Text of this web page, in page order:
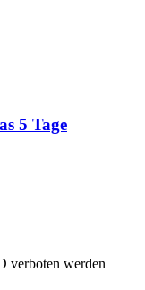
5 Tage
verboten werden